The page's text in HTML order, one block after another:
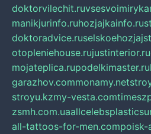
doktorvilechit.ru
manikjurinfo.ruhozjajkainfo.ru
doktoradvice.ru
otopleniehouse.rujustinterior.ru
mojateplica.rupodelkimaster.ru
garazhov.commonamy.net
stroyu.kzmy-vesta.com
zsmh.com.ua
all-tattoos-for-men.compoisk-